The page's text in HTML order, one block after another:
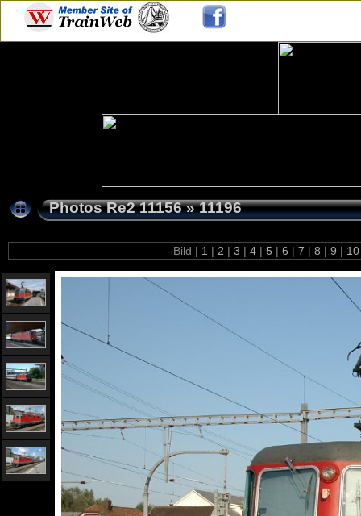
Photos Re2 11156»11196
Bild | 1 | 2 | 3 | 4 | 5 | 6 | 7 | 8 | 9 |